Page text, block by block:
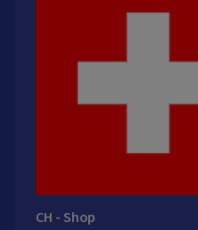
CH - Shop